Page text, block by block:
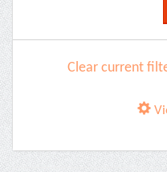
Clear current